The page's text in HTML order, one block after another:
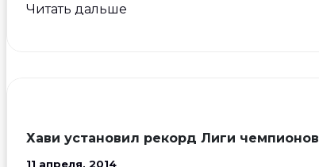
Приведет
игра
Читать дальше
Хави установил рекорд Лиги чемпионов
11 апреля, 2014